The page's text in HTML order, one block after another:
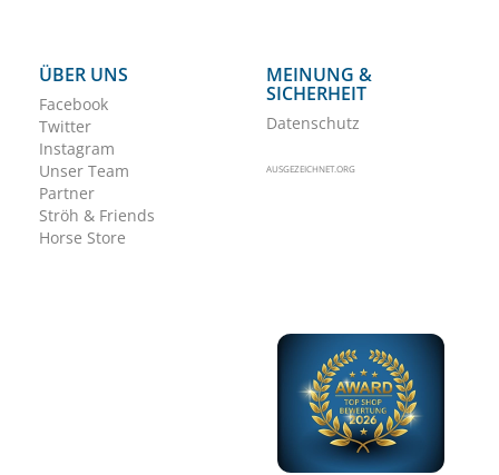
ÜBER UNS
Facebook
Twitter
Instagram
Unser Team
Partner
Ströh & Friends
Horse Store
MEINUNG &
SICHERHEIT
Datenschutz
AUSGEZEICHNET.ORG